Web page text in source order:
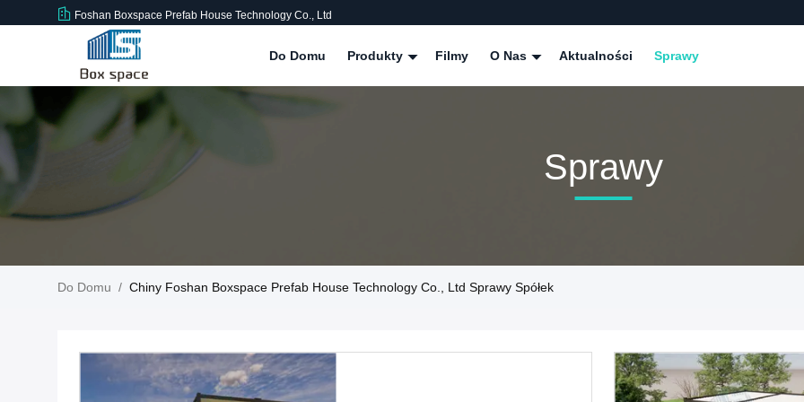
Foshan Boxspace Prefab House Technology Co., Ltd
Do Domu Produkty Filmy O Nas Aktualności Sprawy
Sprawy
Do Domu / Chiny Foshan Boxspace Prefab House Technology Co., Ltd Sprawy Spółek